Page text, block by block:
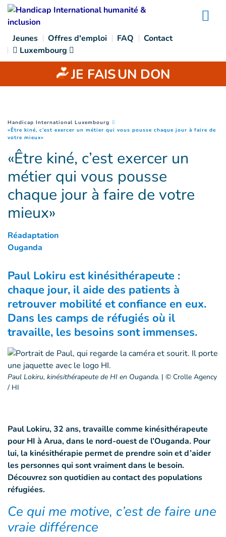
Goto main content
Jeunes Offres d'emploi FAQ
Contact
Luxembourg
JE FAISUN DON
You are here :
Handicap International Luxembourg
«Être kiné, c’est exercer un métier qui vous pousse chaque jour à faire de
votre mieux»
«Être kiné, c’est exercer un
métier qui vous pousse
chaque jour à faire de votre
mieux»
Réadaptation
Ouganda
Paul Lokiru est kinésithérapeute :
chaque jour, il aide des patients à
retrouver mobilité et confiance en eux.
Dans les camps de réfugiés où il
travaille, les besoins sont immenses.
Paul Lokiru, kinésithérapeute de HI en Ouganda. | © Crolle Agency
/ HI
Paul Lokiru, 32 ans, travaille comme kinésithérapeute
pour HI à Arua, dans le nord-ouest de l’Ouganda. Pour
lui, la kinésithérapie permet de prendre soin et d’aider
les personnes qui sont vraiment dans le besoin.
Découvrez son quotidien au contact des populations
réfugiées.
Ce qui me motive, c’est de faire une
vraie différence